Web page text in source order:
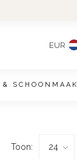
EUR
SCHOONMAAK
Toon: